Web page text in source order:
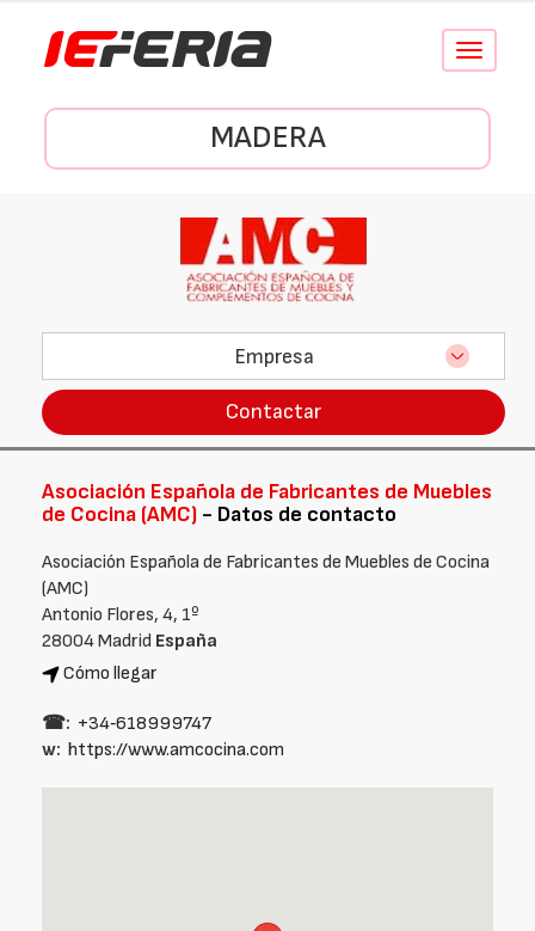
Conmutar
MADERA
Empresa
Contactar
Asociación Española de Fabricantes de Muebles
de Cocina (AMC) - Datos de contacto
Asociación Española de Fabricantes de Muebles de Cocina
(AMC)
Antonio Flores, 4, 1º
28004 Madrid España
Cómo llegar
☎: +34‑618999747
w: https://www.amcocina.com